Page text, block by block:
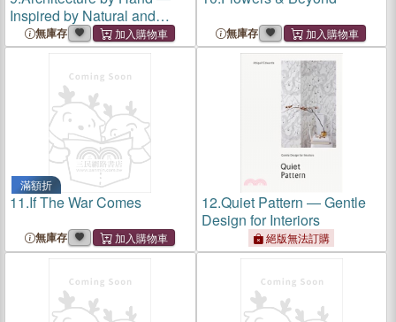
Inspired by Natural and
Organic Materials
無庫存 無庫存
滿額折
11.If The War Comes
無庫存
12.Quiet Pattern ― Gentle
Design for Interiors
絕版無法訂購